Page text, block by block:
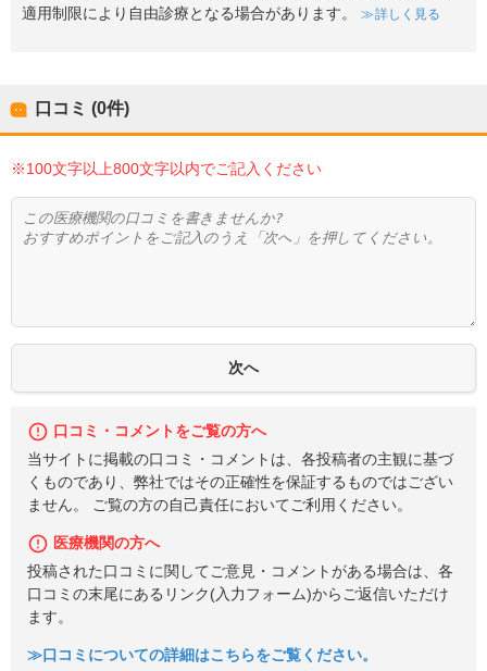
適用制限により自由診療となる場合があります。
詳しく見る
口コミ (0件)
※100文字以上800文字以内でご記入ください
口コミ・コメントをご覧の方へ
当サイトに掲載の口コミ・コメントは、各投稿者の主観に基づ
くものであり、弊社ではその正確性を保証するものではござい
ません。 ご覧の方の自己責任においてご利用ください。
医療機関の方へ
投稿された口コミに関してご意見・コメントがある場合は、各
口コミの末尾にあるリンク(入力フォーム)からご返信いただけ
ます。
≫口コミについての詳細はこちらをご覧ください。